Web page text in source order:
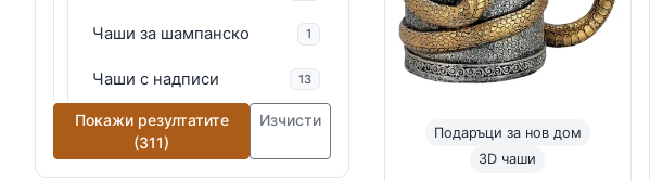
Чаши за шампанско 1
Чаши с надписи 13
Покажи резултатите
(311)
Изчисти
Подаръци за нов дом
3D чаши